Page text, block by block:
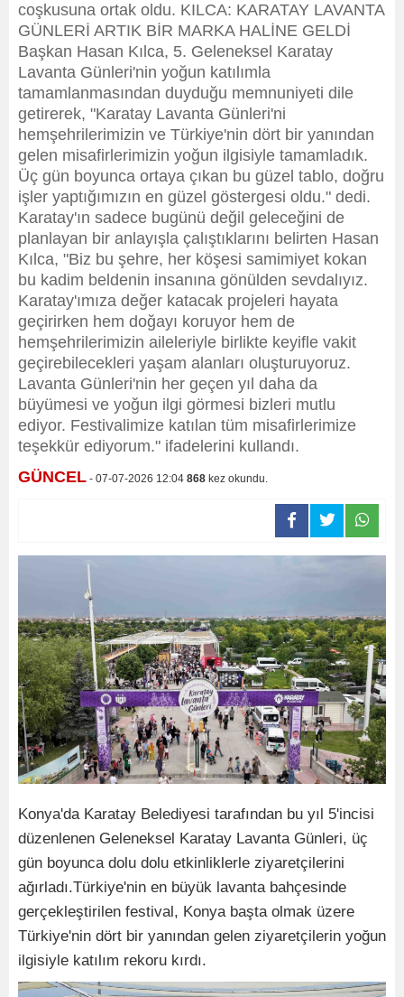
coşkusuna ortak oldu. KILCA: KARATAY LAVANTA
GÜNLERİ ARTIK BİR MARKA HALİNE GELDİ
Başkan Hasan Kılca, 5. Geleneksel Karatay
Lavanta Günleri'nin yoğun katılımla
tamamlanmasından duyduğu memnuniyeti dile
getirerek, "Karatay Lavanta Günleri'ni
hemşehrilerimizin ve Türkiye'nin dört bir yanından
gelen misafirlerimizin yoğun ilgisiyle tamamladık.
Üç gün boyunca ortaya çıkan bu güzel tablo, doğru
işler yaptığımızın en güzel göstergesi oldu." dedi.
Karatay'ın sadece bugünü değil geleceğini de
planlayan bir anlayışla çalıştıklarını belirten Hasan
Kılca, "Biz bu şehre, her köşesi samimiyet kokan
bu kadim beldenin insanına gönülden sevdalıyız.
Karatay'ımıza değer katacak projeleri hayata
geçirirken hem doğayı koruyor hem de
hemşehrilerimizin aileleriyle birlikte keyifle vakit
geçirebilecekleri yaşam alanları oluşturuyoruz.
Lavanta Günleri'nin her geçen yıl daha da
büyümesi ve yoğun ilgi görmesi bizleri mutlu
ediyor. Festivalimize katılan tüm misafirlerimize
teşekkür ediyorum." ifadelerini kullandı.
GÜNCEL - 07-07-2026 12:04 868 kez okundu.
Konya'da Karatay Belediyesi tarafından bu yıl 5'incisi
düzenlenen Geleneksel Karatay Lavanta Günleri, üç
gün boyunca dolu dolu etkinliklerle ziyaretçilerini
ağırladı.Türkiye'nin en büyük lavanta bahçesinde
gerçekleştirilen festival, Konya başta olmak üzere
Türkiye'nin dört bir yanından gelen ziyaretçilerin yoğun
ilgisiyle katılım rekoru kırdı.